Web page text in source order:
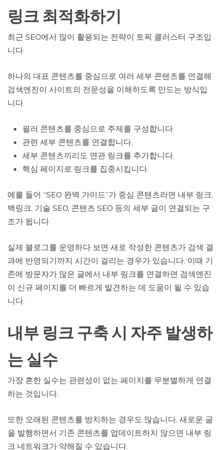
링크 최적화하기
최근 SEO에서 많이 활용되는 전략이 토픽 클러스터 구조입
니다.
하나의 대표 콘텐츠를 중심으로 여러 세부 콘텐츠를 연결해
검색엔진이 사이트의 전문성을 이해하도록 만드는 방식입
니다.
필러 콘텐츠를 중심으로 주제를 구성합니다.
관련 세부 콘텐츠를 연결합니다.
세부 콘텐츠끼리도 연관 링크를 추가합니다.
핵심 페이지로 링크를 집중시킵니다.
예를 들어 “SEO 완벽 가이드”가 중심 콘텐츠라면 내부 링크,
백링크, 기술 SEO, 콘텐츠 SEO 등의 세부 글이 연결되는 구
조가 됩니다.
실제 블로그를 운영하다 보면 새로 작성한 콘텐츠가 검색 결
과에 반영되기까지 시간이 걸리는 경우가 있습니다. 이때 기
존에 방문자가 많은 글에서 내부 링크를 연결하면 검색엔진
이 신규 페이지를 더 빠르게 발견하는 데 도움이 될 수 있습
니다.
내부 링크 구축 시 자주 발생하
는 실수
가장 흔한 실수는 관련성이 없는 페이지를 무분별하게 연결
하는 것입니다.
또한 오래된 콘텐츠를 방치하는 경우도 많습니다. 새로운 글
을 발행하면서 기존 콘텐츠를 업데이트하지 않으면 내부 링
크 네트워크가 약해질 수 있습니다.